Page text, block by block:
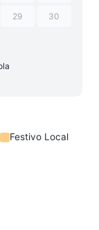
29 30
Festivo Local